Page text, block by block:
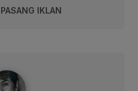
PASANG IKLAN